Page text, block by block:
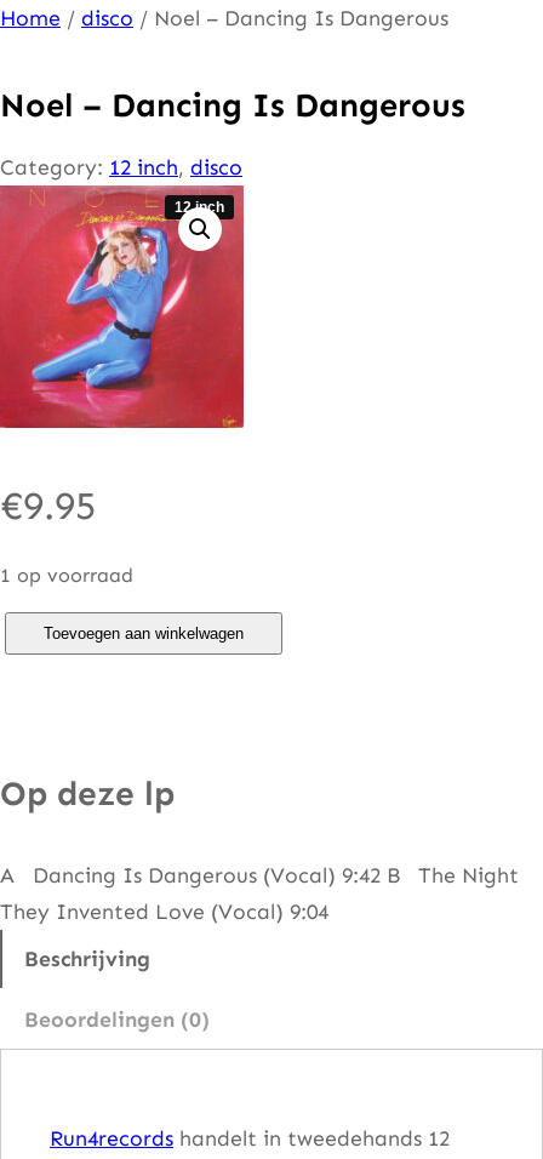
Ga
de
inhoud
Home / disco / Noel – Dancing Is Dangerous
Noel – Dancing Is Dangerous
Category: 12 inch, disco
12 inch
€9.95
1 op voorraad
D
n
c
n
Toevoegen aan winkelwagen
Op deze lp
A Dancing Is Dangerous (Vocal) 9:42 B The Night
They Invented Love (Vocal) 9:04
Beschrijving
Beoordelingen (0)
Run4records handelt in tweedehands 12